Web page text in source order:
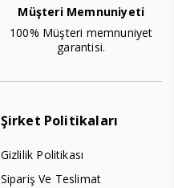
Müşteri Memnuniyeti
100% Müşteri memnuniyet
garantisi.
Şirket Politikaları
Gizlilik Politikası
Sipariş Ve Teslimat